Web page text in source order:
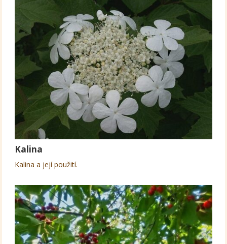
Kalina
Kalina a její použití.